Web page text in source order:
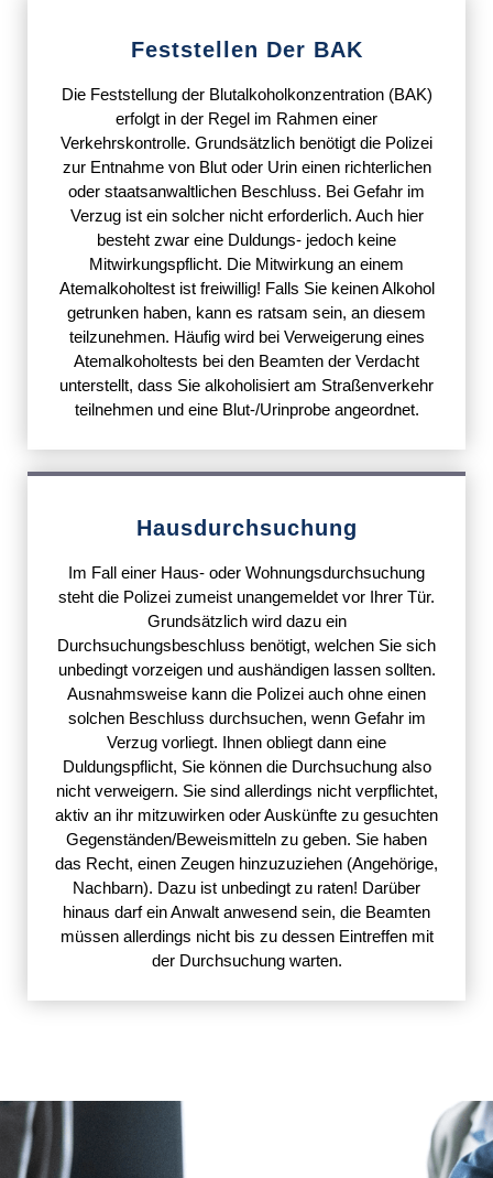
Feststellen Der BAK
Die Feststellung der Blutalkoholkonzentration (BAK)
erfolgt in der Regel im Rahmen einer
Verkehrskontrolle. Grundsätzlich benötigt die Polizei
zur Entnahme von Blut oder Urin einen richterlichen
oder staatsanwaltlichen Beschluss. Bei Gefahr im
Verzug ist ein solcher nicht erforderlich. Auch hier
besteht zwar eine Duldungs- jedoch keine
Mitwirkungspflicht. Die Mitwirkung an einem
Atemalkoholtest ist freiwillig! Falls Sie keinen Alkohol
getrunken haben, kann es ratsam sein, an diesem
teilzunehmen. Häufig wird bei Verweigerung eines
Atemalkoholtests bei den Beamten der Verdacht
unterstellt, dass Sie alkoholisiert am Straßenverkehr
teilnehmen und eine Blut-/Urinprobe angeordnet.
Hausdurchsuchung
Im Fall einer Haus- oder Wohnungsdurchsuchung
steht die Polizei zumeist unangemeldet vor Ihrer Tür.
Grundsätzlich wird dazu ein
Durchsuchungsbeschluss benötigt, welchen Sie sich
unbedingt vorzeigen und aushändigen lassen sollten.
Ausnahmsweise kann die Polizei auch ohne einen
solchen Beschluss durchsuchen, wenn Gefahr im
Verzug vorliegt. Ihnen obliegt dann eine
Duldungspflicht, Sie können die Durchsuchung also
nicht verweigern. Sie sind allerdings nicht verpflichtet,
aktiv an ihr mitzuwirken oder Auskünfte zu gesuchten
Gegenständen/Beweismitteln zu geben. Sie haben
das Recht, einen Zeugen hinzuzuziehen (Angehörige,
Nachbarn). Dazu ist unbedingt zu raten! Darüber
hinaus darf ein Anwalt anwesend sein, die Beamten
müssen allerdings nicht bis zu dessen Eintreffen mit
der Durchsuchung warten.